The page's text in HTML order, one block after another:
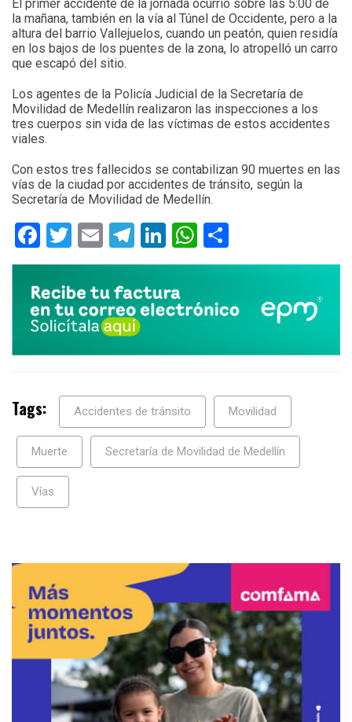
El primer accidente de la jornada ocurrió sobre las 5:00 de
la mañana, también en la vía al Túnel de Occidente, pero a la
altura del barrio Vallejuelos, cuando un peatón, quien residía
en los bajos de los puentes de la zona, lo atropelló un carro
que escapó del sitio.
Los agentes de la Policía Judicial de la Secretaría de
Movilidad de Medellín realizaron las inspecciones a los
tres cuerpos sin vida de las víctimas de estos accidentes
viales.
Con estos tres fallecidos se contabilizan 90 muertes en las
vías de la ciudad por accidentes de tránsito, según la
Secretaría de Movilidad de Medellín.
Facebook
Twitter
EmailTelegram
LinkedIn
WhatsApp
Tags: Accidentes de tránsito Movilidad
Muerte Secretaría de Movilidad de Medellín
Vías